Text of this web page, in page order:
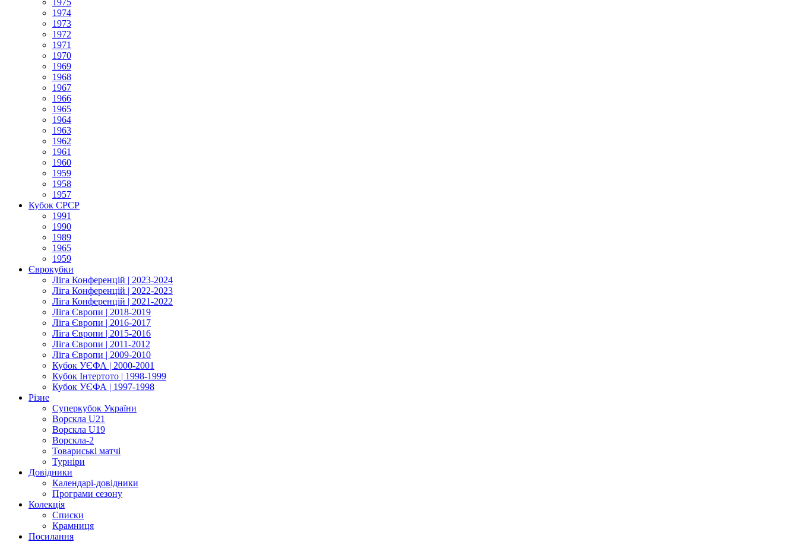
1975
1974
1973
1972
1971
1970
1969
1968
1967
1966
1965
1964
1963
1962
1961
1960
1959
1958
1957
Кубок СРСР
1991
1990
1989
1965
1959
Єврокубки
Ліга Конференцій | 2023-2024
Ліга Конференцій | 2022-2023
Ліга Конференцій | 2021-2022
Ліга Європи | 2018-2019
Ліга Європи | 2016-2017
Ліга Європи | 2015-2016
Ліга Європи | 2011-2012
Ліга Європи | 2009-2010
Кубок УЄФА | 2000-2001
Кубок Інтертото | 1998-1999
Кубок УЄФА | 1997-1998
Різне
Суперкубок України
Ворскла U21
Ворскла U19
Ворскла-2
Товариські матчі
Турніри
Довідники
Календарі-довідники
Програми сезону
Колекція
Списки
Крамниця
Посилання